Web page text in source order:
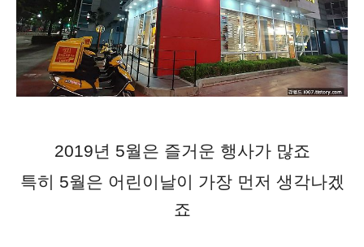
2019년 5월은 즐거운 행사가 많죠
특히 5월은 어린이날이 가장 먼저 생각나겠
죠